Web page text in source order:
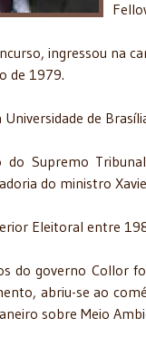
ingressou na
de 1979.
Universidade de
do Supremo
do ministro
Eleitoral entre
do governo Collor
abriu-se ao
sobre Meio